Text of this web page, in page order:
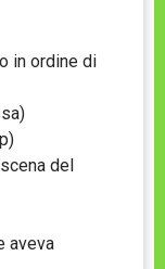
in ordine di
del
aveva